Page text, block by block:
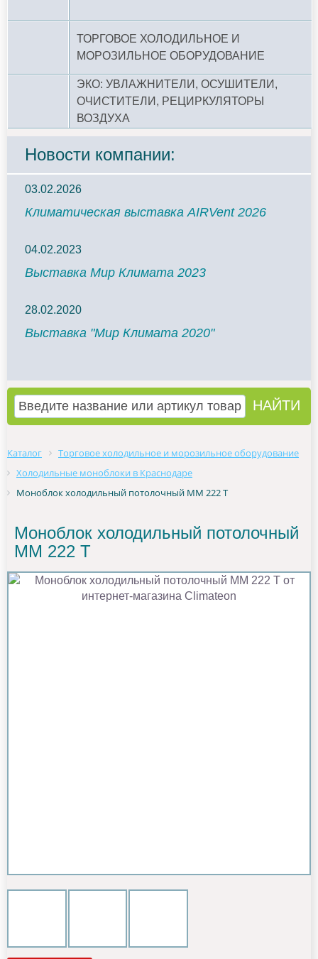
ТОРГОВОЕ ХОЛОДИЛЬНОЕ И
МОРОЗИЛЬНОЕ ОБОРУДОВАНИЕ
ЭКО: УВЛАЖНИТЕЛИ, ОСУШИТЕЛИ,
ОЧИСТИТЕЛИ, РЕЦИРКУЛЯТОРЫ
ВОЗДУХА
Новости компании:
03.02.2026
Климатическая выставка AIRVent 2026
04.02.2023
Выставка Мир Климата 2023
28.02.2020
Выставка "Мир Климата 2020"
Каталог
Торговое холодильное и морозильное оборудование
Холодильные моноблоки в Краснодаре
Моноблок холодильный потолочный MM 222 T
Моноблок холодильный потолочный
MM 222 T